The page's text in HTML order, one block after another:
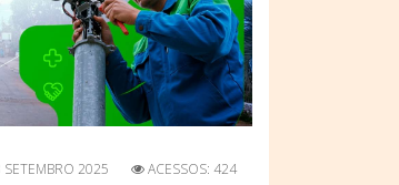
SETEMBRO 2025 ACESSOS: 424